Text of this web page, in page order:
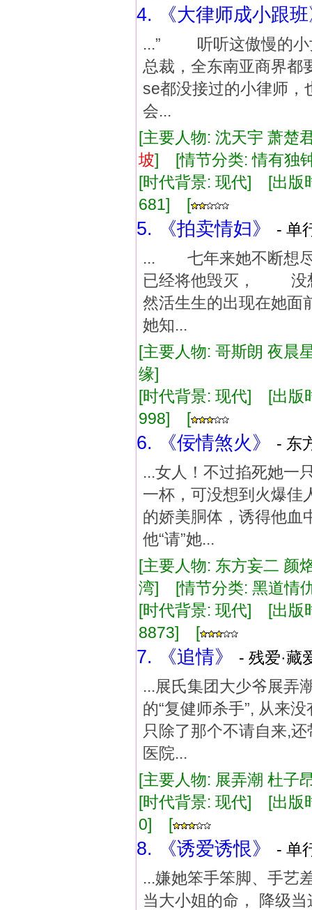
4. 《大律师成小跟
...” 听听这傲慢的
总裁，全东南亚商界
se都没接过的小律师
会...
[主要人物: 沈天宇 萧楚
坡] [情节分类: 情有独
[时代背景: 现代] [出
681] [
5. 《拍卖情妇》
- 单
... 七年来她不断想
已经将他毁灭， 没
然活生生的出现在
她知...
[主要人物: 哥斯朗 夜
缘]
[时代背景: 现代] [出
998] [
6. 《佞情煞火》
- 东
...女人！不过掐死她一
一杯，可没想到火爆佳
的娇美胴体，诱得他血
他“请”她...
[主要人物: 东方妄二 颜
湾] [情节分类: 黑道情
[时代背景: 现代] [出
8873] [
7. 《追情》
- 残爱·藏
...展氏集团大少爷展弄
的“复健师杀手”, 从来
只除了那个不请自来,
医院...
[主要人物: 展弄潮 杜
[时代背景: 现代] [出
0] [
8. 《诱爱诱恨》
- 单
...嫌她笨手笨脚、手艺
当大小姐的命， 降级